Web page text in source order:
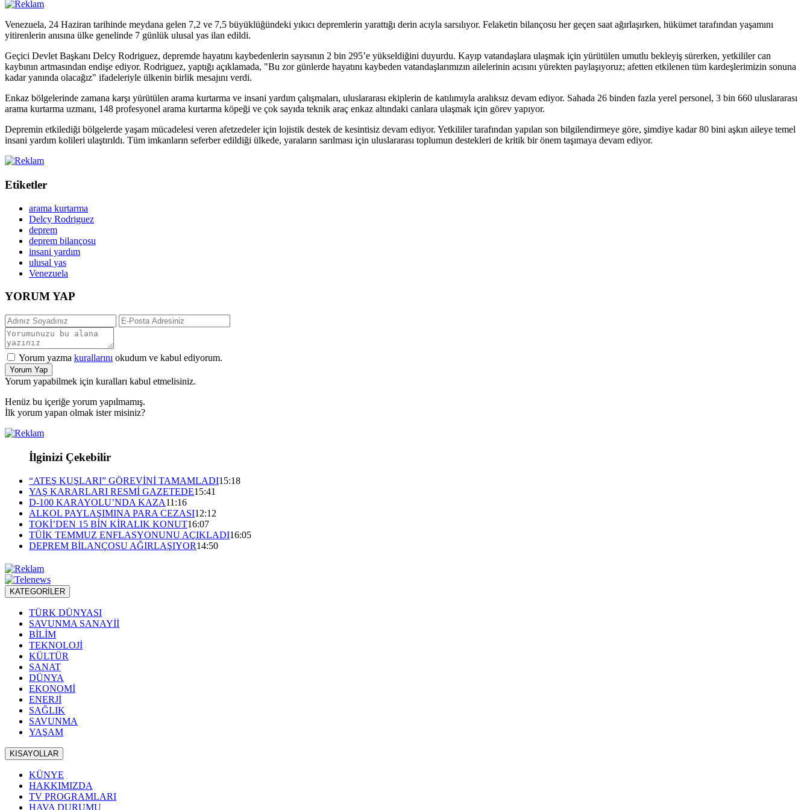
Venezuela, 24 Haziran tarihinde meydana gelen 7,2 ve 7,5 büyüklüğündeki yıkıcı depremlerin yarattığı derin acıyla sarsılıyor. Felaketin bilançosu her geçen saat ağırlaşırken, hükümet tarafından yaşamını
yitirenlerin anısına ülke genelinde 7 günlük ulusal yas ilan edildi.
Geçici Devlet Başkanı Delcy Rodriguez, depremde hayatını kaybedenlerin sayısının 2 bin 295’e yükseldiğini duyurdu. Kayıp vatandaşlara ulaşmak için yürütülen umutlu bekleyiş sürerken, yetkililer can
kaybının artmasından endişe ediyor. Rodriguez, yaptığı açıklamada, "Bu zor günlerde hayatını kaybeden vatandaşlarımızın ailelerinin acısını yürekten paylaşıyoruz; afetten etkilenen tüm kardeşlerimizin sonuna
kadar yanında olacağız" ifadeleriyle ülkenin birlik mesajını verdi.
Enkaz bölgelerinde zamana karşı yürütülen arama kurtarma ve insani yardım çalışmaları, uluslararası ekiplerin de katılımıyla aralıksız devam ediyor. Sahada 26 binden fazla yerel personel, 3 bin 660 uluslararası
arama kurtarma uzmanı, 148 profesyonel arama kurtarma köpeği ve çok sayıda teknik araç enkaz altındaki canlara ulaşmak için görev yapıyor.
Depremin etkilediği bölgelerde yaşam mücadelesi veren afetzedeler için lojistik destek de kesintisiz devam ediyor. Yetkililer tarafından yapılan son bilgilendirmeye göre, şimdiye kadar 80 bini aşkın aileye temel
insani yardım kolileri ulaştırıldı. Tüm imkanların seferber edildiği ülkede, yaraların sarılması için uluslararası toplumun destekleri de kritik bir önem taşımaya devam ediyor.
Etiketler
arama kurtarma
Delcy Rodriguez
deprem
deprem bilançosu
insani yardım
ulusal yas
Venezuela
YORUM YAP
Yorum yazma kurallarını okudum ve kabul ediyorum.
Yorum Yap
Yorum yapabilmek için kuralları kabul etmelisiniz.
Henüz bu içeriğe yorum yapılmamış.
İlk yorum yapan olmak ister misiniz?
İlginizi Çekebilir
“ATEŞ KUŞLARI” GÖREVİNİ TAMAMLADI15:18
YAŞ KARARLARI RESMİ GAZETEDE15:41
D-100 KARAYOLU’NDA KAZA11:16
ALKOL PAYLAŞIMINA PARA CEZASI12:12
TOKİ’DEN 15 BİN KİRALIK KONUT16:07
TÜİK TEMMUZ ENFLASYONUNU AÇIKLADI16:05
DEPREM BİLANÇOSU AĞIRLAŞIYOR14:50
KATEGORİLER
TÜRK DÜNYASI
SAVUNMA SANAYİİ
BİLİM
TEKNOLOJİ
KÜLTÜR
SANAT
DÜNYA
EKONOMİ
ENERJİ
SAĞLIK
SAVUNMA
YAŞAM
KISAYOLLAR
KÜNYE
HAKKIMIZDA
TV PROGRAMLARI
HAVA DURUMU